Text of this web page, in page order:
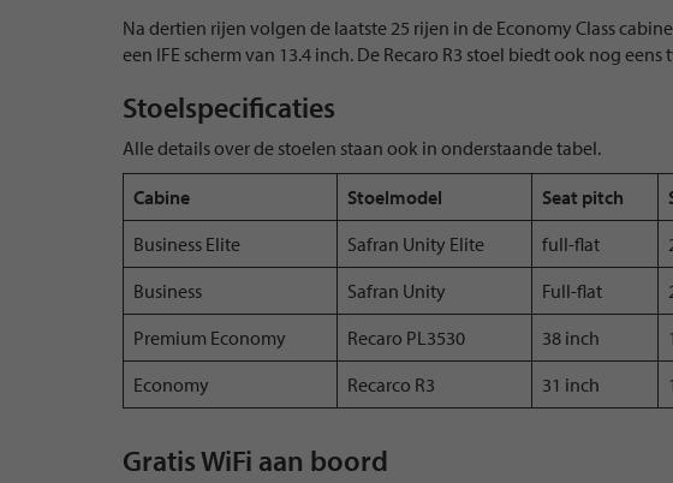
Na dertien rijen volgen de laatste 25 rijen in de Economy Class
een IFE scherm van 13.4 inch. De Recaro R3 stoel biedt ook nog eens
Stoelspecificaties
Alle details over de stoelen staan ook in onderstaande tabel.
Cabine Stoelmodel Seat pitch
Business Elite
Safran Unity Elite full-flat
Business
Safran Unity Full-flat
Premium Economy
Recaro PL3530 38 inch
Economy
Recarco R3 31 inch
Gratis WiFi aan boord